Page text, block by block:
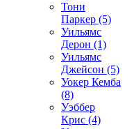
Тони
Паркер (5)
Уильямс
Дерон (1)
Уильямс
Джейсон (5)
Уокер Кемба
(8)
Уэббер
Крис (4)